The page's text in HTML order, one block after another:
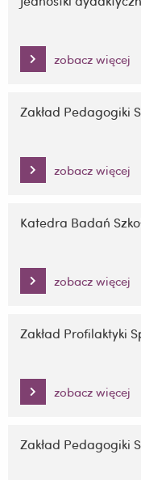
zobacz więcej
Zakład Pedagogiki
zobacz więcej
Katedra Badań
zobacz więcej
Zakład Profilaktyki
zobacz więcej
Zakład Pedagogiki